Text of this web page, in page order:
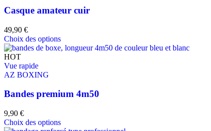
Casque amateur cuir
49,90 €
Choix des options
HOT
Vue rapide
AZ BOXING
Bandes premium 4m50
9,90 €
Choix des options